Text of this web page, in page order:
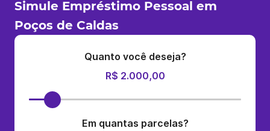
Simule Empréstimo Pessoal em
Poços de Caldas
Quanto você deseja?
R$ 2.000,00
Em quantas parcelas?